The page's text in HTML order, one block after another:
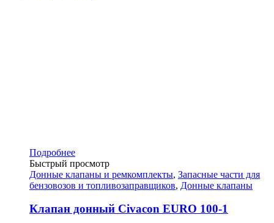
Подробнее
Быстрый просмотр
Донные клапаны и ремкомплекты, Запасные части для
бензовозов и топливозаправщиков, Донные клапаны
Клапан донный Civacon EURO 100-1